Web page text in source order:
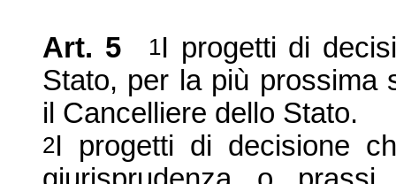
Art. 5 1I progetti di
Stato, per la più prossima
il Cancelliere dello Stato.
2I progetti di decisione